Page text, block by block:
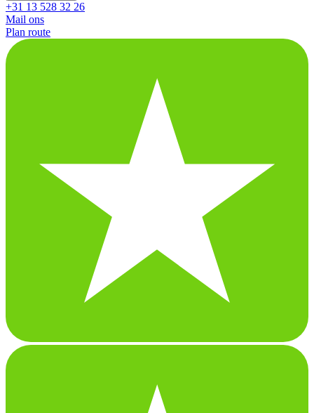
+31 13 528 32 26
Mail ons
Plan route